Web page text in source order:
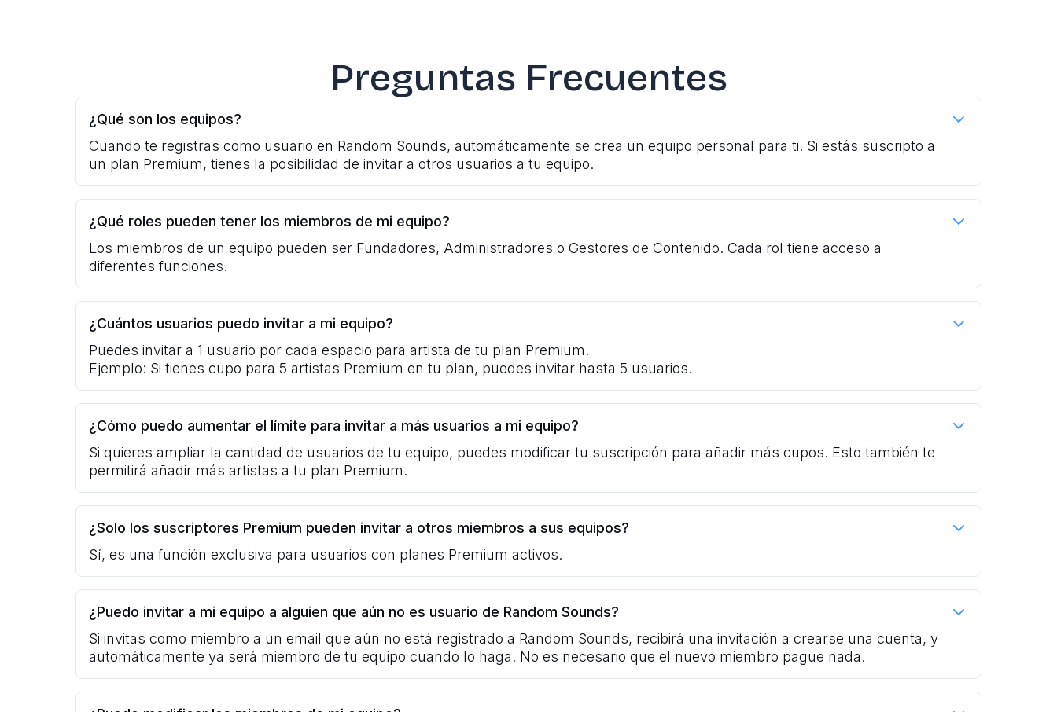
Preguntas Frecuentes
¿Qué son los equipos?
Cuando te registras como usuario en Random Sounds, automáticamente se crea un equipo personal para ti. Si estás suscripto a
un plan Premium, tienes la posibilidad de invitar a otros usuarios a tu equipo.
¿Qué roles pueden tener los miembros de mi equipo?
Los miembros de un equipo pueden ser Fundadores, Administradores o Gestores de Contenido. Cada rol tiene acceso a
diferentes funciones.
¿Cuántos usuarios puedo invitar a mi equipo?
Puedes invitar a 1 usuario por cada espacio para artista de tu plan Premium.
Ejemplo: Si tienes cupo para 5 artistas Premium en tu plan, puedes invitar hasta 5 usuarios.
¿Cómo puedo aumentar el límite para invitar a más usuarios a mi equipo?
Si quieres ampliar la cantidad de usuarios de tu equipo, puedes modificar tu suscripción para añadir más cupos. Esto también te
permitirá añadir más artistas a tu plan Premium.
¿Solo los suscriptores Premium pueden invitar a otros miembros a sus equipos?
Sí, es una función exclusiva para usuarios con planes Premium activos.
¿Puedo invitar a mi equipo a alguien que aún no es usuario de Random Sounds?
Si invitas como miembro a un email que aún no está registrado a Random Sounds, recibirá una invitación a crearse una cuenta, y
automáticamente ya será miembro de tu equipo cuando lo haga. No es necesario que el nuevo miembro pague nada.